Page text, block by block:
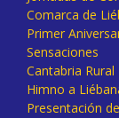
Comarca de
Primer
Sensaciones
Cantabria Rural
Himno a
Presentación